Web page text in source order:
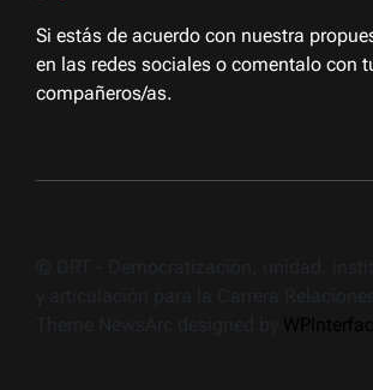
Si estás de acuerdo con nuestra
en las redes sociales o comentalo con
compañeros/as.